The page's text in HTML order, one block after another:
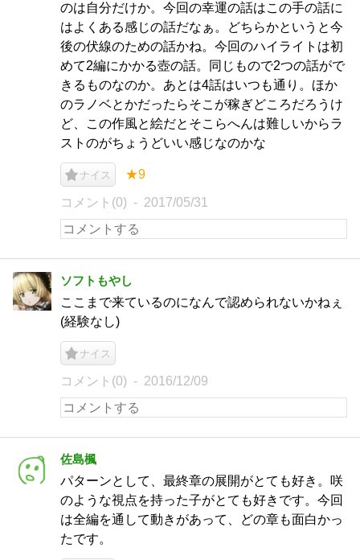
のは自分だけか。今回の幸運の話はこの手の話に
はよくある感じの話だなぁ。どちらかというと今
後の伏線のための話かね。今回のハイライトは初
めて2編にかかる壺の話。同じもので2つの話がで
きるものなのか。あとは4話はいつも通り。ほか
のラノベとかだったらそこが稼ぎどころだろうけ
ど、この作風と絵だとそこらへんは難しいからラ
ストのがちょうどいい感じなのかな
ナイス ★9
コメント(0) 2017/05/31
ソフトもやし
ここまで来ているのになんで認められないかねぇ
(経験なし)
ナイス
コメント(0) 2016/12/09
佐島楓
パターンとして、最終章の展開がとても好き。咲
のような視点を持った子がとても好きです。今回
は全編を通して動きがあって、どの章も面白かっ
たです。